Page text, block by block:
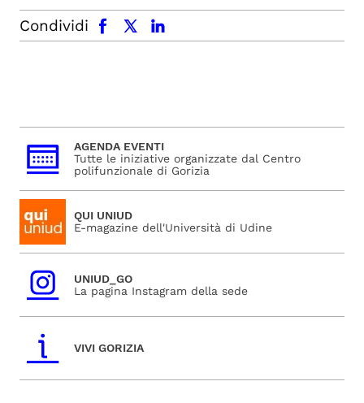
Condividi
facebook x.com linkedin
AGENDA EVENTI
Tutte le iniziative organizzate dal Centro
polifunzionale di Gorizia
QUI UNIUD
E-magazine dell'Università di Udine
UNIUD_GO
La pagina Instagram della sede
VIVI GORIZIA